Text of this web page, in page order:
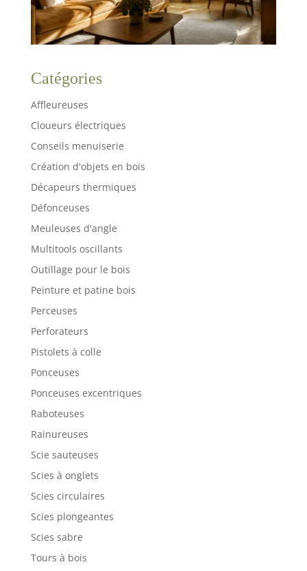
Catégories
Affleureuses
Cloueurs électriques
Conseils menuiserie
Création d'objets en bois
Décapeurs thermiques
Défonceuses
Meuleuses d'angle
Multitools oscillants
Outillage pour le bois
Peinture et patine bois
Perceuses
Perforateurs
Pistolets à colle
Ponceuses
Ponceuses excentriques
Raboteuses
Rainureuses
Scie sauteuses
Scies à onglets
Scies circulaires
Scies plongeantes
Scies sabre
Tours à bois